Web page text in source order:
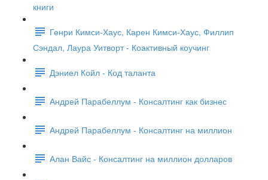
книги
Генри Кимси-Хаус, Карен Кимси-Хаус, Филлип
Сэндал, Лаура Уитворт - Коактивный коучинг
Дэниел Койл - Код таланта
Андрей Парабеллум - Консалтинг как бизнес
Андрей Парабеллум - Консалтинг на миллион
Алан Вайс - Консалтинг на миллион долларов